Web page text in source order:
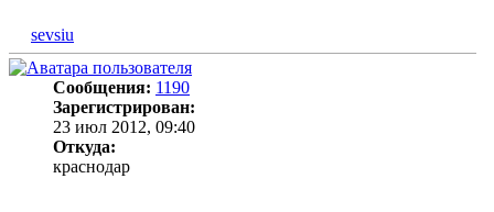
sevsiu
Сообщения: 1190
Зарегистрирован:
23 июл 2012, 09:40
Откуда:
краснодар